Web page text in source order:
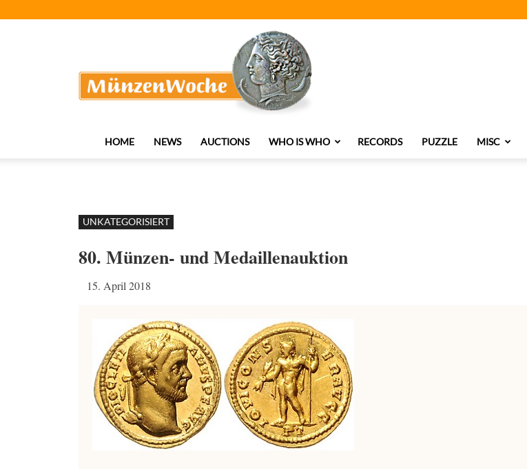
HOME NEWS AUCTIONS WHO IS WHO RECORDS PUZZLE MISC
UNKATEGORISIERT
80. Münzen- und Medaillenauktion
15. April 2018